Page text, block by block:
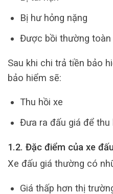
Bị hư hỏng nặng
Được bồi thường toàn
Sau khi chi trả tiền bảo
bảo hiểm sẽ:
Thu hồi xe
Đưa ra đấu giá để thu
1.2. Đặc điểm của xe
Xe đấu giá thường có
Giá thấp hơn thị